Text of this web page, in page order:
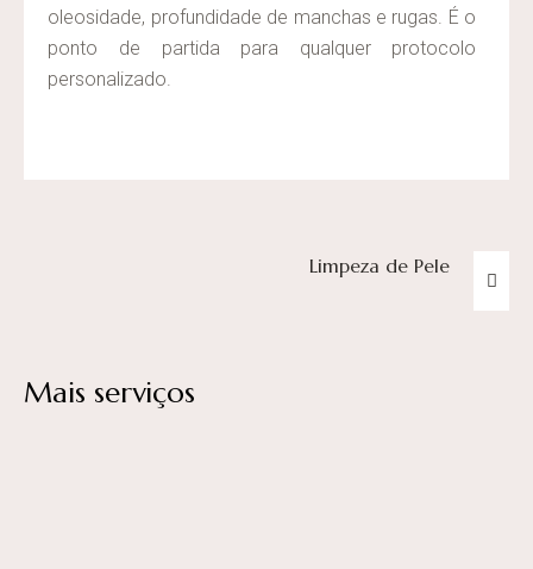
oleosidade, profundidade de manchas e rugas. É o
ponto de partida para qualquer protocolo
personalizado.
Limpeza de Pele